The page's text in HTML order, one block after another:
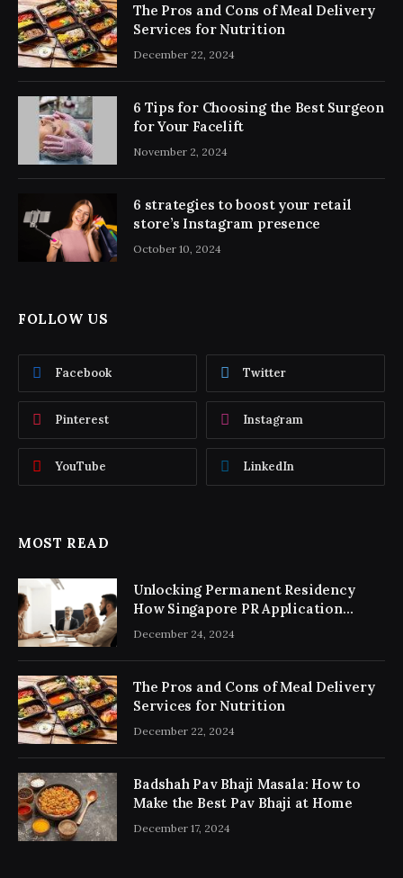
The Pros and Cons of Meal Delivery
Services for Nutrition
December 22, 2024
6 Tips for Choosing the Best Surgeon
for Your Facelift
November 2, 2024
6 strategies to boost your retail
store’s Instagram presence
October 10, 2024
FOLLOW US
Facebook Twitter
Pinterest Instagram
YouTube LinkedIn
MOST READ
Unlocking Permanent Residency
How Singapore PR Application
Consultancy Simplifies the Process
December 24, 2024
The Pros and Cons of Meal Delivery
Services for Nutrition
December 22, 2024
Badshah Pav Bhaji Masala: How to
Make the Best Pav Bhaji at Home
December 17, 2024